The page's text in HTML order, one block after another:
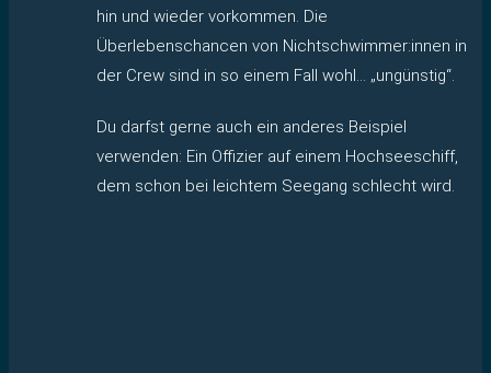
hin und wieder vorkommen. Die
Überlebenschancen von Nichtschwimmer:innen in
der Crew sind in so einem Fall wohl… „ungünstig“.
Du darfst gerne auch ein anderes Beispiel
verwenden: Ein Offizier auf einem Hochseeschiff,
dem schon bei leichtem Seegang schlecht wird.